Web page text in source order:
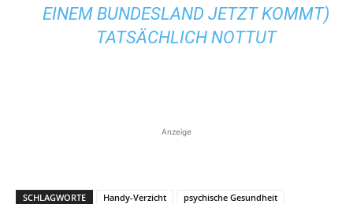
EINEM BUNDESLAND JETZT KOMMT)
TATSÄCHLICH NOTTUT
Anzeige
SCHLAGWORTE Handy-Verzicht
psychische Gesundheit